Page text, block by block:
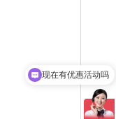
现在有优惠活动吗